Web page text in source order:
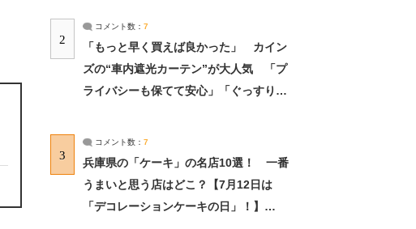
2
コメント数： 7
「もっと早く買えば良かった」 カイン
ズの“車内遮光カーテン”が大人気 「プ
ライバシーも保てて安心」「ぐっすり眠
3
コメント数： 7
兵庫県の「ケーキ」の名店10選！ 一番
うまいと思う店はどこ？【7月12日は
「デコレーションケーキの日」！】